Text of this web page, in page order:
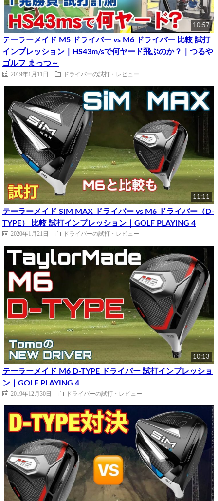
10:57
テーラーメイド M5 ドライバー vs M6 ドライバー 比較 試打
インプレッション｜HS43m/sで何ヤード飛ぶのか？｜つるや
ゴルフ まっつ～
2019年1月11日 ドライバーの試打・レビュー
11:11
テーラーメイド SIM MAX ドライバー vs M6 ドライバー（D-
TYPE） 比較 試打インプレッション｜GOLF PLAYING 4
2020年1月21日 ドライバーの試打・レビュー
10:13
テーラーメイド M6 D-TYPE ドライバー 試打インプレッショ
ン｜GOLF PLAYING 4
2019年12月30日 ドライバーの試打・レビュー